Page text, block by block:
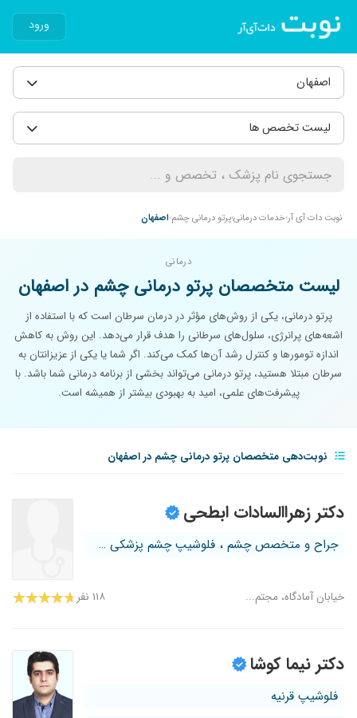
ورود
اصفهان
لیست تخصص ها
نوبت دات آی آر خدمات درمانیپرتو درمانی چشم اصفهان
درمانی
لیست متخصصان پرتو درمانی چشم در اصفهان
پرتو درمانی، یکی از روش‌های مؤثر در درمان سرطان است که با استفاده از
اشعه‌های پرانرژی، سلول‌های سرطانی را هدف قرار می‌دهد. این روش به کاهش
اندازه تومورها و کنترل رشد آن‌ها کمک می‌کند. اگر شما یا یکی از عزیزانتان به
سرطان مبتلا هستید، پرتو درمانی می‌تواند بخشی از برنامه درمانی شما باشد. با
پیشرفت‌های علمی، امید به بهبودی بیشتر از همیشه است.
نوبت‌دهی متخصصان پرتو درمانی چشم در اصفهان
دکتر زهراالسادات ابطحی
جراح و متخصص چشم ، فلوشیپ چشم پزشکی ک...
خیابان آمادگاه، مجتم... ۱۱۸ نفر
دکتر نیما کوشا
فلوشیپ قرنیه